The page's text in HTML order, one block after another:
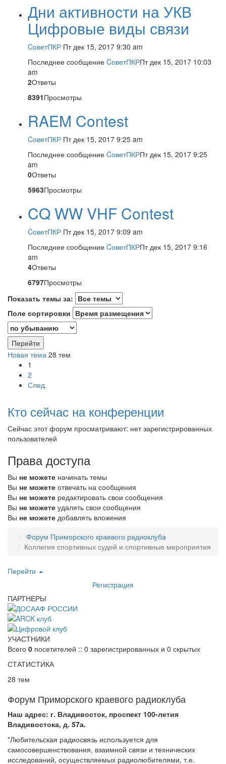
Дни активности на УКВ
Цифровые виды связи
CоветПКР Пт дек 15, 2017 9:30 am
Последнее сообщение CоветПКРПт дек 15, 2017 10:03
am
2Ответы
8391Просмотры
RAEM Contest
CоветПКР Пт дек 15, 2017 9:25 am
Последнее сообщение CоветПКРПт дек 15, 2017 9:25
am
0Ответы
5963Просмотры
CQ WW VHF Contest
CоветПКР Пт дек 15, 2017 9:09 am
Последнее сообщение CоветПКРПт дек 15, 2017 9:16
am
4Ответы
6797Просмотры
Показать темы за:
Поле сортировки
Новая тема 28 тем
1
2
След.
Кто сейчас на конференции
Сейчас этот форум просматривают: нет зарегистрированных
пользователей
Права доступа
Вы не можете начинать темы
Вы не можете отвечать на сообщения
Вы не можете редактировать свои сообщения
Вы не можете удалять свои сообщения
Вы не можете добавлять вложения
Форум Приморского краевого радиоклуба
Коллегия спортивных судей и спортивные мероприятия
Перейти
Регистрация
ПАРТНЕРЫ
УЧАСТНИКИ
Всего 0 посетителей :: 0 зарегистрированных и 0 скрытых
СТАТИСТИКА
28 тем
Форум Приморского краевого радиоклуба
Наш адрес: г. Владивосток, проспект 100-летия
Владивостока, д. 57а.
"Любительская радиосвязь используется для
самосовершенствования, взаимной связи и технических
исследований, осуществляемых радиолюбителями, т.е.